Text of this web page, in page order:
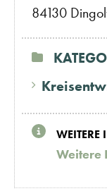
84130
Weitere